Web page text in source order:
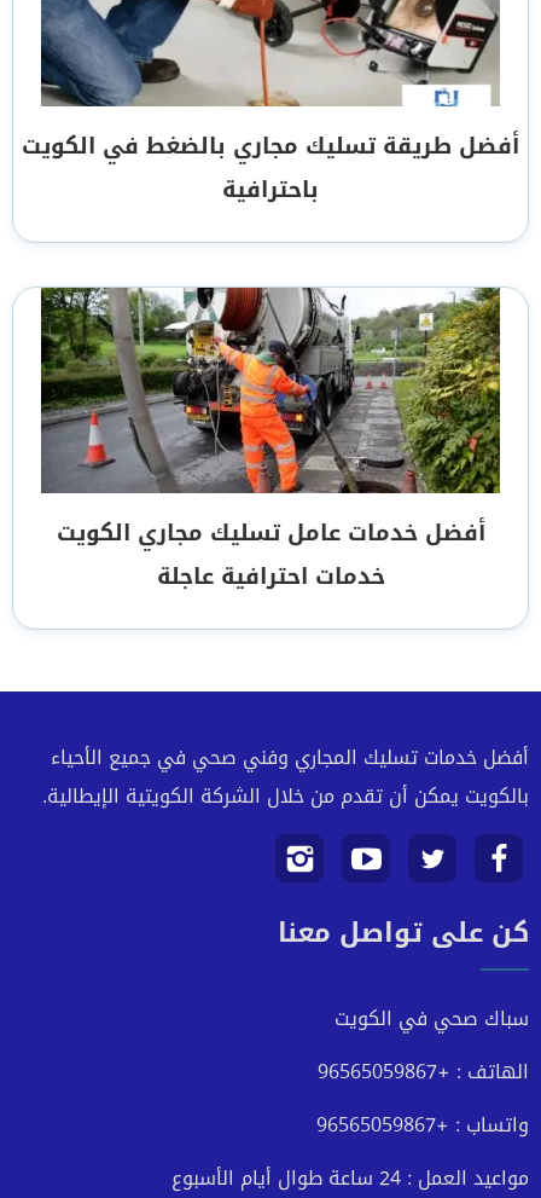
أفضل طريقة تسليك مجاري بالضغط في الكويت
باحترافية
أفضل خدمات عامل تسليك مجاري الكويت
خدمات احترافية عاجلة
أفضل خدمات تسليك المجاري وفني صحي في جميع الأحياء
بالكويت يمكن أن تقدم من خلال الشركة الكويتية الإيطالية.
تابعنا
على
تابعنا
على
تابعنا
على
تابعنا
علىكن على تواصل معنا
سباك صحي في الكويت
الهاتف : +96565059867
واتساب : +96565059867
مواعيد العمل : 24 ساعة طوال أيام الأسبوع